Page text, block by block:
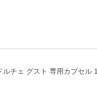
チェ グスト 専用カプセル